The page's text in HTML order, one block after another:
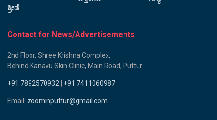
ಕ್ರೀಡೆ
Contact for News/Advertisements
2nd Floor, Shree Krishna Complex,
Behind Kanavu Skin Clinic, Main Road, Puttur.
+91 7892570932 | +91 7411060987
Email: zoominputtur@gmail.com